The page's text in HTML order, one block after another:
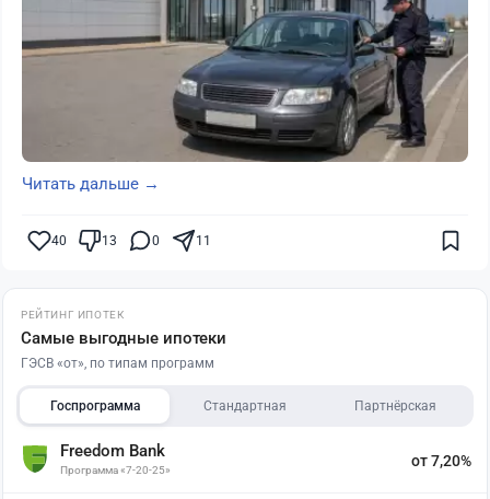
Читать дальше →
40 13 0 11
РЕЙТИНГ ИПОТЕК
Самые выгодные ипотеки
ГЭСВ «от», по типам программ
Госпрограмма Стандартная Партнёрская
Freedom Bank
Программа «7-20-25»
от 7,20%